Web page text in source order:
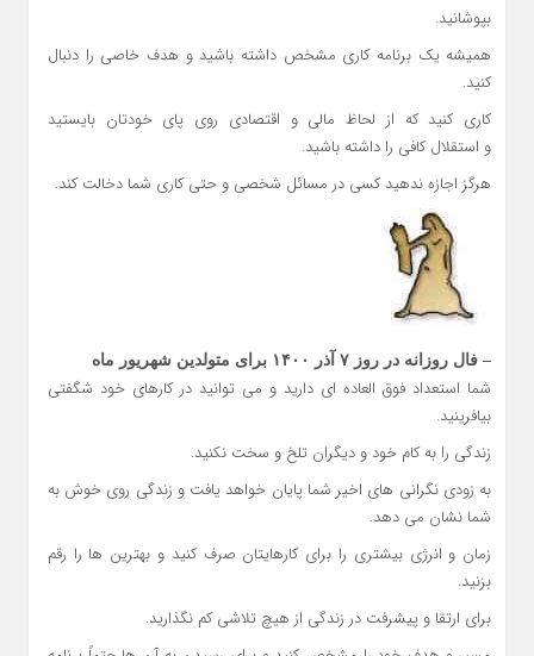
بپوشانید.
همیشه یک برنامه کاری مشخص داشته باشید و هدف خاصی را دنبال
کنید.
کاری کنید که از لحاظ مالی و اقتصادی روی پای خودتان بایستید
و استقلال کافی را داشته باشید.
هرگز اجازه ندهید کسی در مسائل شخصی و حتی کاری شما دخالت کند.
– فال روزانه در روز ۷ آذر ۱۴۰۰ برای متولدین شهریور ماه
شما استعداد فوق العاده ای دارید و می توانید در کارهای خود شگفتی
بیافرینید.
زندگی را به کام خود و دیگران تلخ و سخت نکنید.
به زودی نگرانی های اخیر شما پایان خواهد یافت و زندگی روی خوش به
شما نشان می دهد.
زمان و انرژی بیشتری را برای کارهایتان صرف کنید و بهترین ها را رقم
بزنید.
برای ارتقا و پیشرفت در زندگی از هیچ تلاشی کم نگذارید.